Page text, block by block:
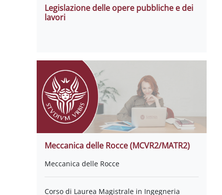
Legislazione delle opere pubbliche e dei
lavori
Meccanica delle Rocce (MCVR2/MATR2)
Meccanica delle Rocce
Corso di Laurea Magistrale in Ingegneria